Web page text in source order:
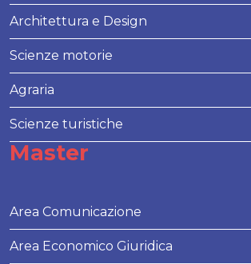
Architettura e Design
Scienze motorie
Agraria
Scienze turistiche
Master
Area Comunicazione
Area Economico Giuridica